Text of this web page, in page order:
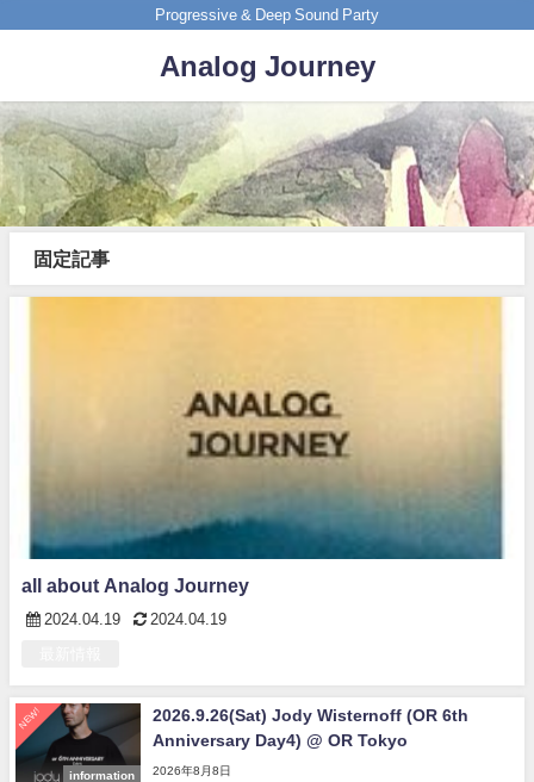
Progressive & Deep Sound Party
Analog Journey
固定記事
all about Analog Journey
2024.04.19 2024.04.19
NEW!
information
2026.9.26(Sat) Jody Wisternoff (OR 6th
Anniversary Day4) @ OR Tokyo
2026年8月8日